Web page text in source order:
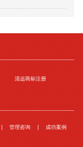
清远商标注册
管理咨询 成功案例